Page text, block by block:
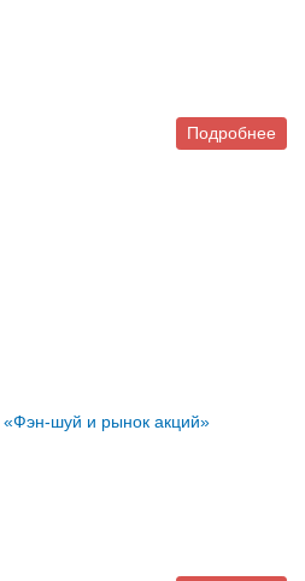
Подробнее
шуй и рынок акций»